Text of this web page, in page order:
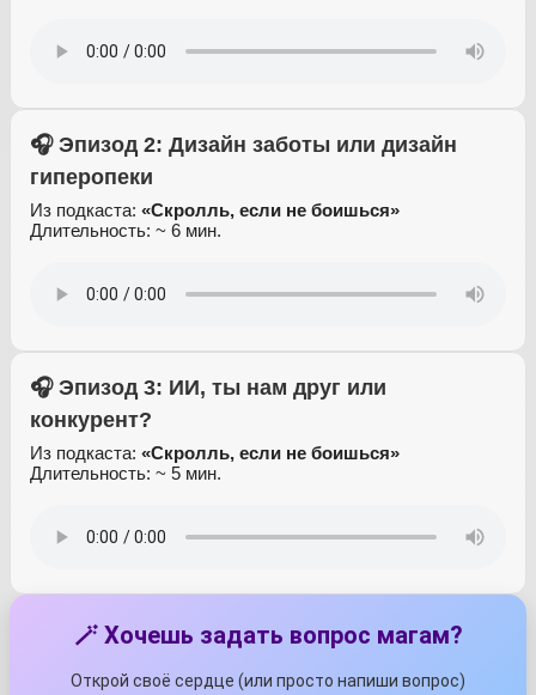
🎧 Эпизод 2: Дизайн заботы или дизайн
гиперопеки
Из подкаста: «Скролль, если не боишься»
Длительность: ~ 6 мин.
🎧 Эпизод 3: ИИ, ты нам друг или
конкурент?
Из подкаста: «Скролль, если не боишься»
Длительность: ~ 5 мин.
🪄 Хочешь задать вопрос магам?
Открой своё сердце (или просто напиши вопрос)